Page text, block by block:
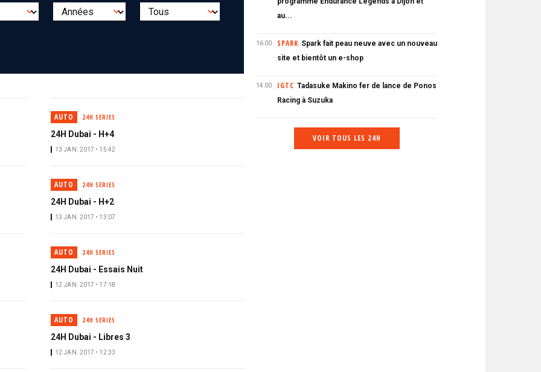
AUTO 24H SERIES
24H Dubai - H+4
13 JAN. 2017 • 15:42
AUTO 24H SERIES
24H Dubai - H+2
13 JAN. 2017 • 13:07
AUTO 24H SERIES
24H Dubai - Essais Nuit
12 JAN. 2017 • 17:18
AUTO 24H SERIES
24H Dubai - Libres 3
12 JAN. 2017 • 12:33
au...
16:00 SPARK Spark fait peau neuve avec un nouveau
site et bientôt un e-shop
14:00 IGTC Tadasuke Makino fer de lance de Ponos
Racing à Suzuka
VOIR TOUS LES 24H